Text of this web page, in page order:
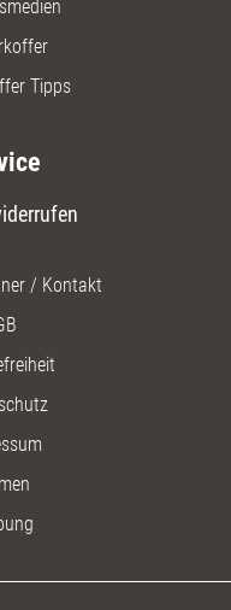
Tipps
/ Kontakt